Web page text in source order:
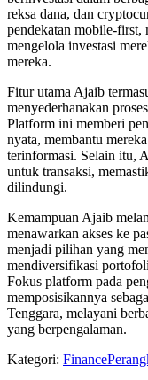
reksa dana, dan
pendekatan mobile-first,
mengelola investasi
mereka.
Fitur utama Ajaib
menyederhanakan
Platform ini memberi
nyata, membantu
terinformasi. Selain itu,
untuk transaksi,
dilindungi.
Kemampuan Ajaib
menawarkan akses ke
menjadi pilihan yang
mendiversifikasi
Fokus platform pada
memposisikannya
Tenggara, melayani
yang berpengalaman.
Kategori: Finance